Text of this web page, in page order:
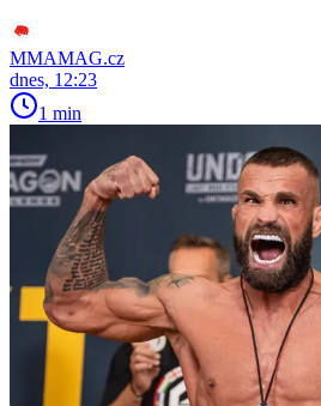
MMAMAG.cz
dnes, 12:23
1 min